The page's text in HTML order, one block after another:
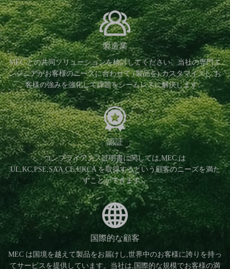
製造業
MEC との共同ソリューションを検討してください。当社の専門エ
ンジニアがお客様のニーズに合わせて (製品を) カスタマイズし,お
客様の強みを強化して課題をシームレスに解決します。
認証
コンプライアンス証明書に関しては,MEC は
UL,KC,PSE,SAA,CE,UKCA を取得するという顧客のニーズを満た
すことができます。
国際的な顧客
MEC は国境を越えて製品をお届けし,世界中のお客様に誇りを持っ
てサービスを提供しています。当社は,国際的な規模でお客様の満